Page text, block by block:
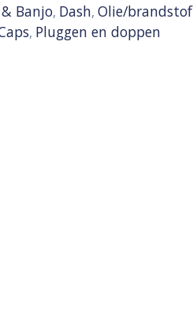
Banjo, Dash, Olie/brandstof
, Pluggen en doppen